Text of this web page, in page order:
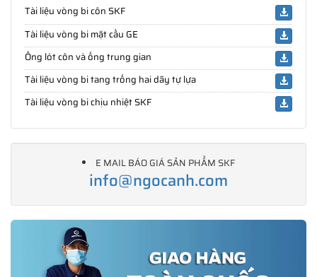
Tài liệu vòng bi côn SKF
Tài liệu vòng bi mặt cầu GE
Ống lót côn và ống trung gian
Tài liệu vòng bi tang trống hai dãy tự lựa
Tài liệu vòng bi chịu nhiệt SKF
E MAIL BÁO GIÁ SẢN PHẨM SKF
info@ngocanh.com